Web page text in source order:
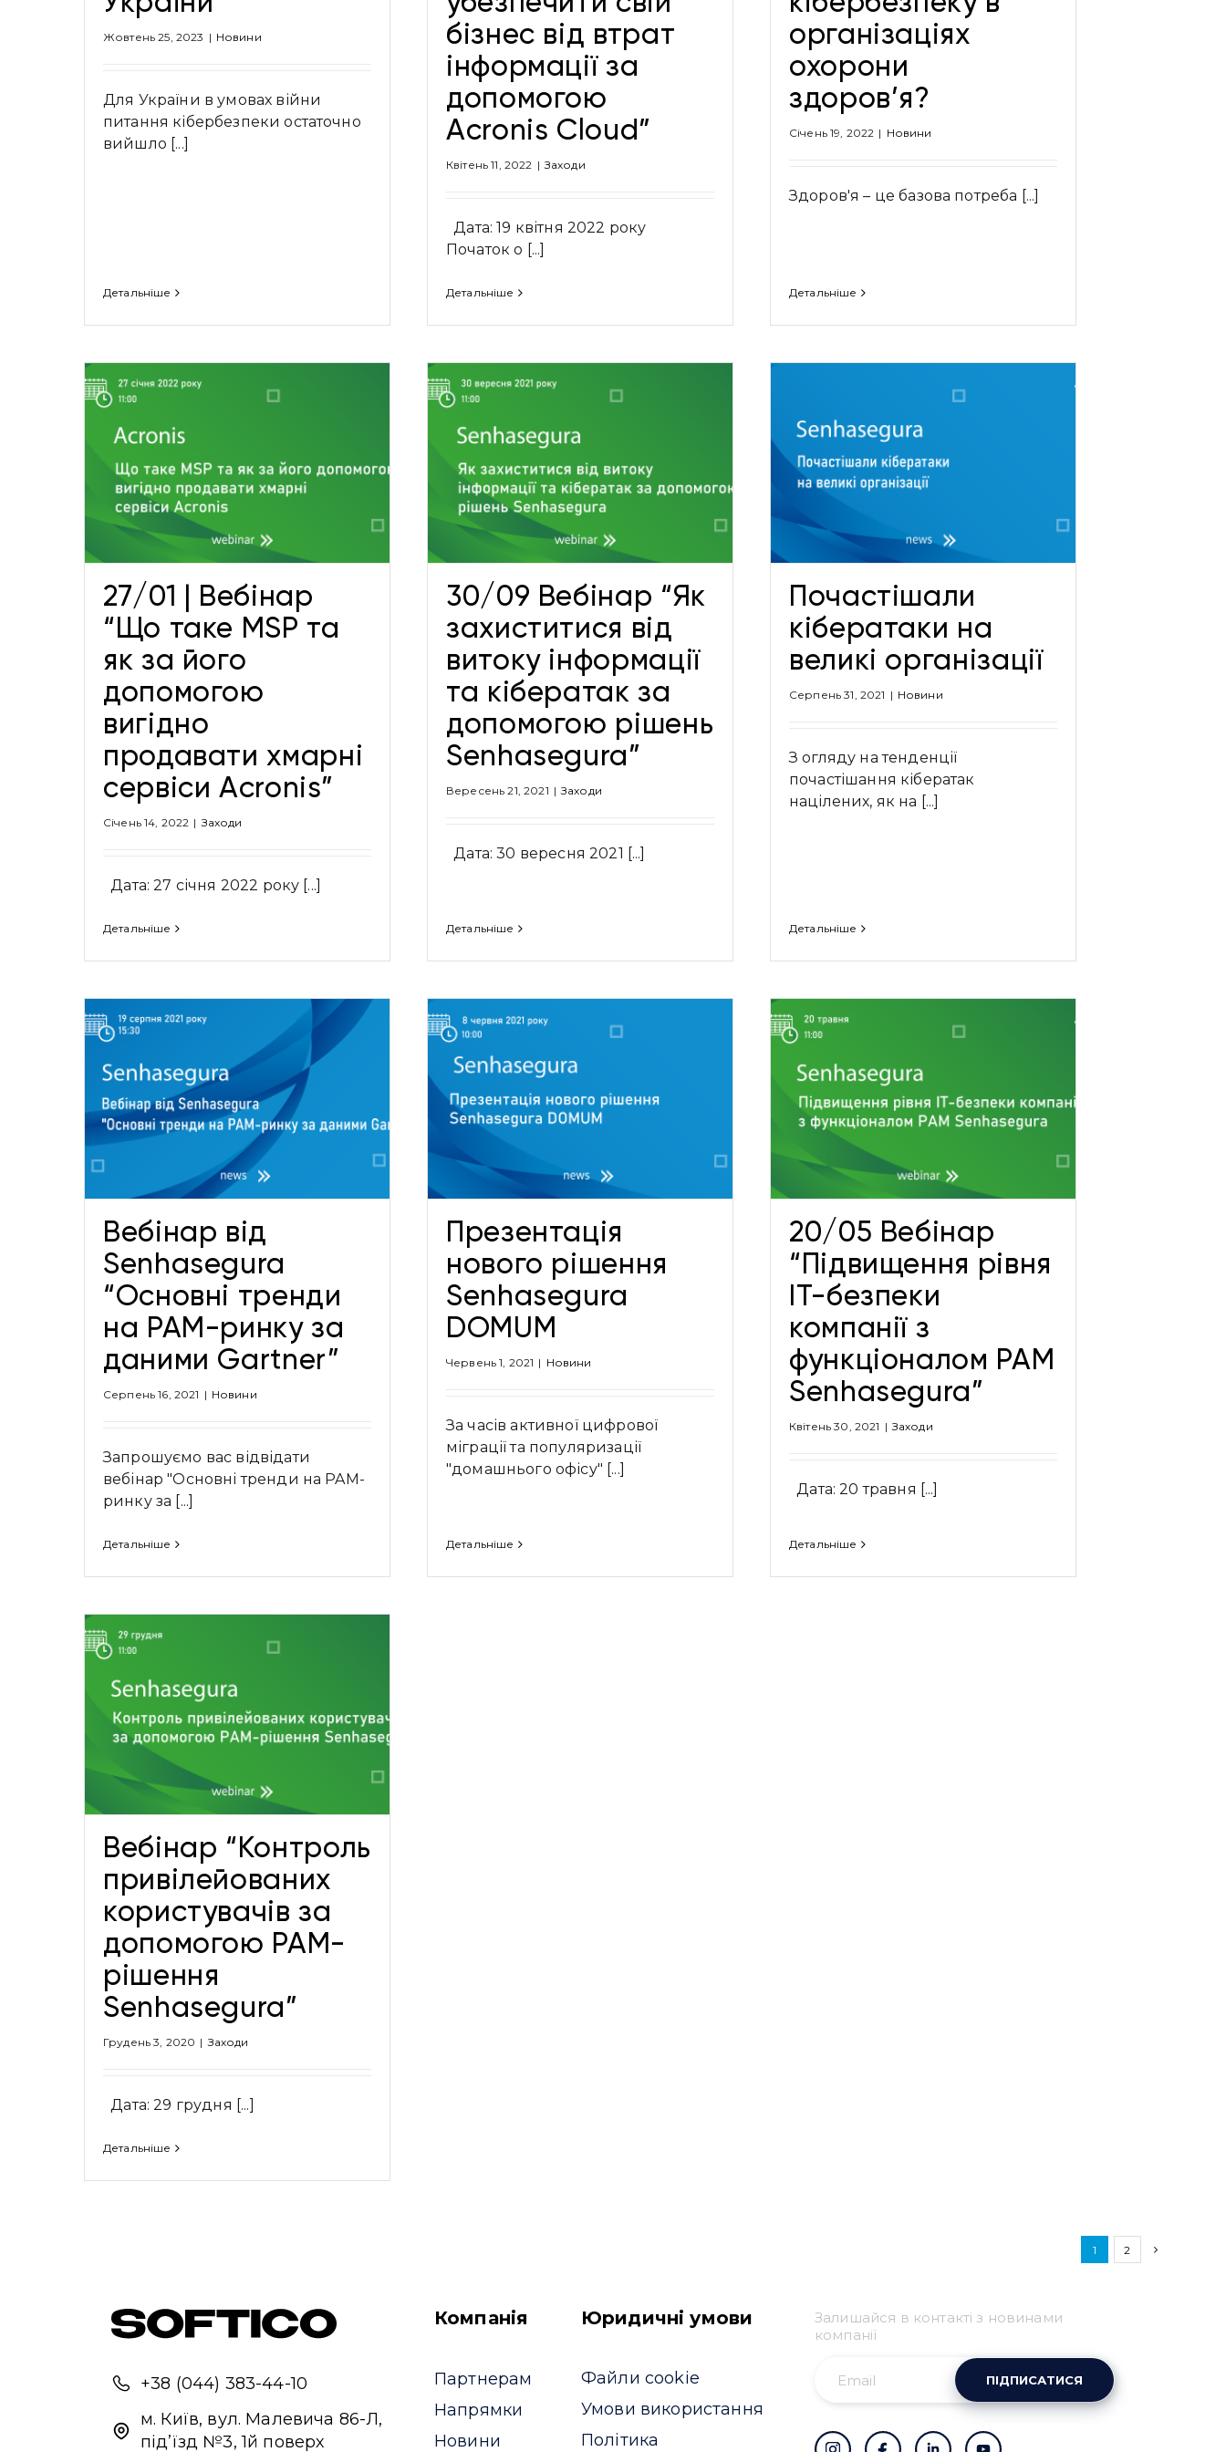
Жовтень 25, 2023 | Новини
Для України в умовах війни
питання кібербезпеки остаточно
вийшло [...]
Детальніше
бізнес від втрат
інформації за
допомогою
Acronis Cloud”
Квітень 11, 2022 | Заходи
Дата: 19 квітня 2022 року
Початок о [...]
Детальніше
організаціях
охорони
здоров’я?
Січень 19, 2022 | Новини
Здоров'я – це базова потреба [...]
Детальніше
27/01 | Вебінар
“Що таке MSP та
як за його
допомогою
вигідно
продавати хмарні
сервіси Acronis”
Січень 14, 2022 | Заходи
Дата: 27 січня 2022 року [...]
Детальніше
інформації та кібератак за
допомогою рішень
Senhasegura”
Заходи
30/09 Вебінар “Як
захиститися від
витоку інформації
та кібератак за
допомогою рішень
Senhasegura”
Вересень 21, 2021 | Заходи
Дата: 30 вересня 2021 [...]
Детальніше
Почастішали кібератаки на
великі організації
Новини
Почастішали
кібератаки на
великі організації
Серпень 31, 2021 | Новини
З огляду на тенденції
почастішання кібератак
націлених, як на [...]
Детальніше
Вебінар від
Senhasegura
“Основні тренди
на PAM-ринку за
даними Gartner”
Серпень 16, 2021 | Новини
Запрошуємо вас відвідати
вебінар "Основні тренди на PAM-
ринку за [...]
Детальніше
Презентація нового рішення
Senhasegura DOMUM
Новини
Презентація
нового рішення
Senhasegura
DOMUM
Червень 1, 2021 | Новини
За часів активної цифрової
міграції та популяризації
"домашнього офісу" [...]
Детальніше
20/05 Вебінар “Підвищення
рівня ІТ-безпеки компанії з
функціоналом PAM
20/05 Вебінар
“Підвищення рівня
ІТ-безпеки
компанії з
функціоналом PAM
Senhasegura”
Квітень 30, 2021 | Заходи
Дата: 20 травня [...]
Детальніше
Вебінар “Контроль
привілейованих
користувачів за
допомогою PAM-
рішення
Senhasegura”
Грудень 3, 2020 | Заходи
Дата: 29 грудня [...]
Детальніше
1 2
+38 (044) 383-44-10
м. Київ, вул. Малевича 86-Л,
під’їзд №3, 1й поверх
Компанія
Партнерам
Напрямки
Новини
Юридичні умови
Файли cookie
Умови використання
Політика
Залишайся в контакті з новинами
компанії
ПІДПИСАТИСЯ
Привіт 👋, чим тобі
Ми зазвичай відповідаємо дуже швидко
Надіслати повідомлення